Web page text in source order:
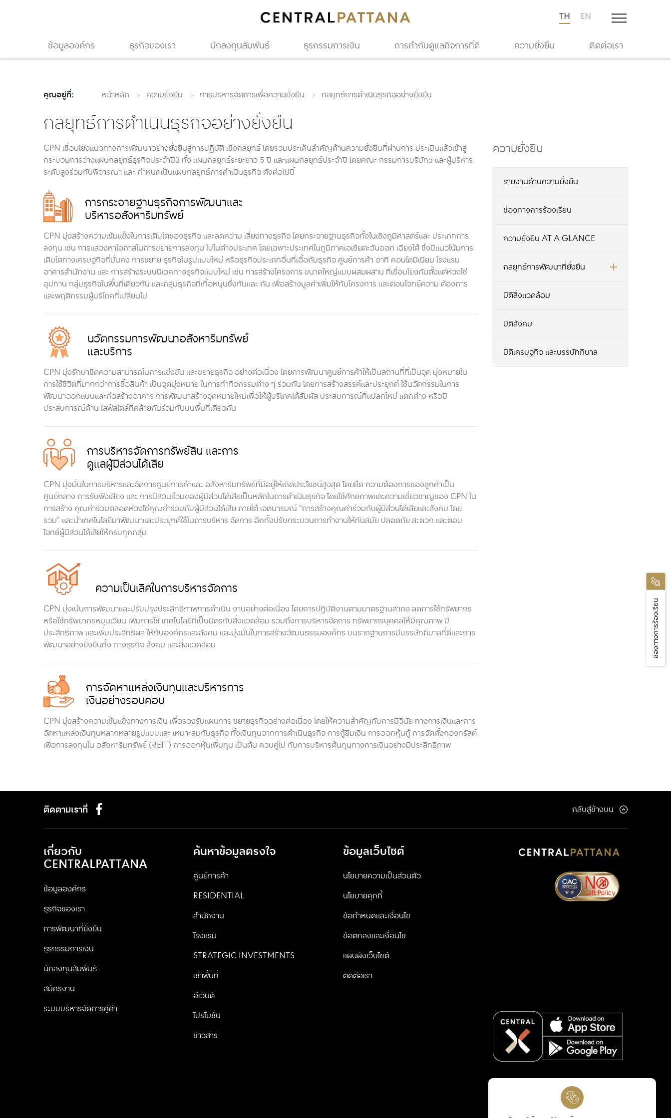
TH EN
ข้อมูลองค์กร ธุรกิจของเรา นักลงทุนสัมพันธ์ ธุรกรรมการเงิน การกำกับดูแลกิจการที่ดี ความยั่งยืน ติดต่อเรา
คุณอยู่ที่: หน้าหลัก ความยั่งยืน การบริหารจัดการเพื่อความยั่งยืน กลยุทธ์การดำเนินธุรกิจอย่างยั่งยืน
กลยุทธ์การดำเนินธุรกิจอย่างยั่งยืน
ความยั่งยืน
รายงานด้านความยั่งยืน
ช่องทางการร้องเรียน
ความยั่งยืน AT A GLANCE
กลยุทธ์การพัฒนาที่ยั่งยืน
มิติสิ่งแวดล้อม
มิติสังคม
มิติเศรษฐกิจ และบรรษัทภิบาล
CPN เชื่อมโยงแนวทางการพัฒนาอย่างยั่งยืนสู่การปฏิบัติ เชิงกลยุทธ์ โดยรวมประเด็นสำคัญด้านความยั่งยืนที่ผ่านการ ประเมินแล้วเข้าสู่
กระบวนการวางแผนกลยุทธ์ธุรกิจประจำปี3 ทั้ง แผนกลยุทธ์ระยะยาว 5 ปี และแผนกลยุทธ์ประจำปี โดยคณะ กรรมการบริษัทฯ และผู้บริหาร
ระดับสูงร่วมกันพิจารณา และ กำหนดเป็นแผนกลยุทธ์การดำเนินธุรกิจ ดังต่อไปนี้
การกระจายฐานธุรกิจการพัฒนาและ
บริหารอสังหาริมทรัพย์
CPN มุ่งสร้างความเข้มแข็งในการเติบโตของธุรกิจ และลดความ เสี่ยงทางธุรกิจ โดยกระจายฐานธุรกิจทั้งในเชิงภูมิศาสตร์และ ประเภทการ
ลงทุน เช่น การแสวงหาโอกาสในการขยายการลงทุน ไปในต่างประเทศ โดยเฉพาะประเทศในภูมิภาคเอเชียตะวันออก เฉียงใต้ ซึ่งมีแนวโน้มการ
เติบโตทางเศรษฐกิจที่มั่นคง การขยาย ธุรกิจในรูปแบบใหม่ หรือธุรกิจประเภทอื่นที่เอื้อกับธุรกิจ ศูนย์การค้า อาทิ คอนโดมิเนียม โรงแรม
อาคารสำนักงาน และ การสร้างระบบนิเวศทางธุรกิจแบบใหม่ เช่น การสร้างโครงการ ขนาดใหญ่แบบผสมผสาน ที่เชื่อมโยงกันตั้งแต่ห่วงโซ่
อุปทาน กลุ่มธุรกิจในพื้นที่เดียวกัน และกลุ่มธุรกิจที่เกื้อหนุนซึ่งกันและ กัน เพื่อสร้างมูลค่าเพิ่มให้กับโครงการ และตอบโจทย์ความ ต้องการ
และพฤติกรรมผู้บริโภคที่เปลี่ยนไป
นวัตกรรมการพัฒนาอสังหาริมทรัพย์
และบริการ
CPN มุ่งรักษาขีดความสามารถในการแข่งขัน และขยายธุรกิจ อย่างต่อเนื่อง โดยการพัฒนาศูนย์การค้าให้เป็นสถานที่ที่เป็นจุด มุ่งหมายใน
การใช้ชีวิตที่มากกว่าการซื้อสินค้า เป็นจุดมุ่งหมาย ในการทำกิจกรรมต่าง ๆ ร่วมกัน โดยการสร้างสรรค์และประยุกต์ ใช้นวัตกรรมในการ
พัฒนาออกแบบและก่อสร้างอาคาร การพัฒนาสร้างจุดหมายใหม่เพื่อให้ผู้บริโภคได้สัมผัส ประสบการณ์ที่แปลกใหม่ แตกต่าง หรือมี
ประสบการณ์ด้าน ไลฟ์สไตล์ที่คล้ายกันร่วมกันบนพื้นที่เดียวกัน
การบริหารจัดการทรัพย์สิน และการ
ดูแลผู้มีส่วนได้เสีย
CPN มุ่งมั่นในการบริหารและจัดการศูนย์การค้าและ อสังหาริมทรัพย์ที่มีอยู่ให้เกิดประโยชน์สูงสุด โดยยึด ความต้องการของลูกค้าเป็น
ศูนย์กลาง การรับฟังเสียง และ การมีส่วนร่วมของผู้มีส่วนได้เสียเป็นหลักในการดำเนินธุรกิจ โดยใช้ศักยภาพและความเชี่ยวชาญของ CPN ใน
การสร้าง คุณค่าร่วมตลอดห่วงโซ่คุณค่าร่วมกับผู้มีส่วนได้เสีย ภายใต้ เจตนารมณ์ “การสร้างคุณค่าร่วมกับผู้มีส่วนได้เสียและสังคม โดย
รวม” และนำเทคโนโลยีมาพัฒนาและประยุกต์ใช้ในการบริหาร จัดการ อีกทั้งปรับกระบวนการทำงานให้ทันสมัย ปลอดภัย สะดวก และตอบ
โจทย์ผู้มีส่วนได้เสียให้ครบทุกกลุ่ม
ความเป็นเลิศในการบริหารจัดการ
CPN มุ่งเน้นการพัฒนาและปรับปรุงประสิทธิภาพการดำเนิน งานอย่างต่อเนื่อง โดยการปฏิบัติงานตามมาตรฐานสากล ลดการใช้ทรัพยากร
หรือใช้ทรัพยากรหมุนเวียน เพิ่มการใช้ เทคโนโลยีที่เป็นมิตรกับสิ่งแวดล้อม รวมถึงการบริหารจัดการ ทรัพยากรบุคคลให้มีคุณภาพ มี
ประสิทธิภาพ และเพิ่มประสิทธิผล ให้กับองค์กรและสังคม และมุ่งมั่นในการสร้างวัฒนธรรมองค์กร บนรากฐานการมีบรรษัทภิบาลที่ดีและการ
พัฒนาอย่างยั่งยืนทั้ง ทางธุรกิจ สังคม และสิ่งแวดล้อม
การจัดหาแหล่งเงินทุนและบริหารการ
เงินอย่างรอบคอบ
CPN มุ่งสร้างความเข้มแข็งทางการเงิน เพื่อรองรับแผนการ ขยายธุรกิจอย่างต่อเนื่อง โดยให้ความสำคัญกับการมีวินัย ทางการเงินและการ
จัดหาแหล่งเงินทุนหลากหลายรูปแบบและ เหมาะสมกับธุรกิจ ทั้งเงินทุนจากการดำเนินธุรกิจ การกู้ยืมเงิน การออกหุ้นกู้ การจัดตั้งกองทรัสต์
เพื่อการลงทุนใน อสังหาริมทรัพย์ (REIT) การออกหุ้นเพิ่มทุน เป็นต้น ควบคู่ไป กับการบริหารต้นทุนทางการเงินอย่างมีประสิทธิภาพ
ช่องทางการร้องเรียน
ติดตามเราที่ กลับสู่ข้างบน
เกี่ยวกับ
CENTRALPATTANA
ข้อมูลองค์กร
ธุรกิจของเรา
การพัฒนาที่ยั่งยืน
ธุรกรรมการเงิน
นักลงทุนสัมพันธ์
สมัครงาน
ระบบบริหารจัดการคู่ค้า
ค้นหาข้อมูลตรงใจ
ศูนย์การค้า
RESIDENTIAL
สำนักงาน
โรงแรม
STRATEGIC INVESTMENTS
เช่าพื้นที่
อีเว้นต์
โปรโมชั่น
ข่าวสาร
ข้อมูลเว็บไซต์
นโยบายความเป็นส่วนตัว
นโยบายคุกกี้
ข้อกำหนดและเงื่อนไข
ข้อตกลงและเงื่อนไข
แผนผังเว็บไซต์
ติดต่อเรา